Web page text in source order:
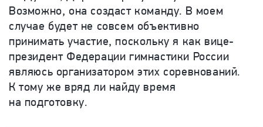
Возможно, она создаст команду. В моем
случае будет не совсем объективно
принимать участие, поскольку я как вице-
президент Федерации гимнастики России
являюсь организатором этих соревнований.
К тому же вряд ли найду время
на подготовку.